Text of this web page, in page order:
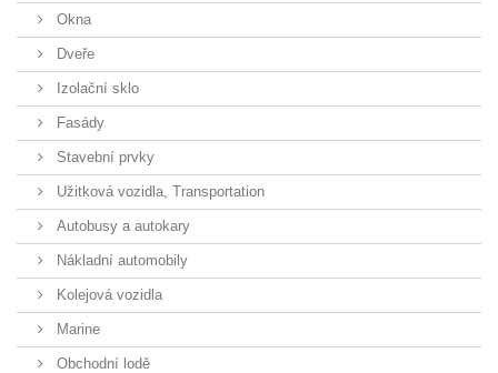
Okna
Dveře
Izolační sklo
Fasády
Stavební prvky
Užitková vozidla, Transportation
Autobusy a autokary
Nákladní automobily
Kolejová vozidla
Marine
Obchodní lodě